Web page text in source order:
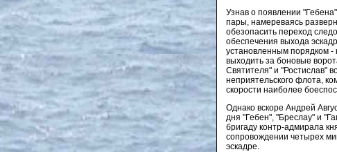
Узнав о появлении
пары, намереваясь
обезопасить переход
обеспечения выхода
установленным порядком -
выходить за боновые
Святителя" и "Ростислав"
неприятельского флота,
скорости наиболее
Однако вскоре Андрей
дня "Гебен", "Бреслау" и
бригаду контр-адмирала
сопровождении четырех
эскадре.